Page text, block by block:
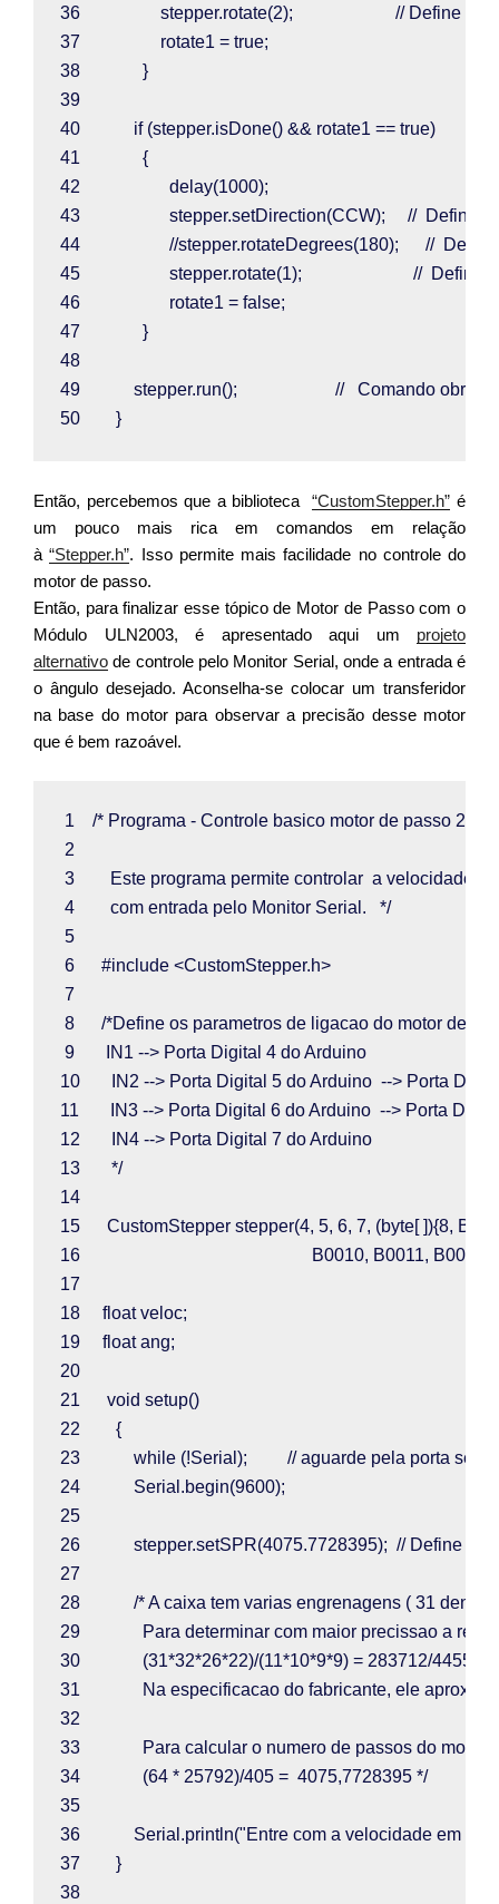
36 stepper.rotate(2); // Define o
37 rotate1 = true;
38 }
39
40 if (stepper.isDone() && rotate1 == true)
41 {
42 delay(1000);
43 stepper.setDirection(CCW); //  Define o
44 //stepper.rotateDegrees(180);      //
45 stepper.rotate(1); //  Define
46 rotate1 = false;
47 }
48
49 stepper.run(); //   Comando
50 }
Então, percebemos que a biblioteca “CustomStepper.h” é
um pouco mais rica em comandos em relação
à“Stepper.h”. I sso permite mais facilidade no controle do
motor de passo.
Então, para finalizar esse tópico de Motor de Passo com o
Módulo ULN2003, é apresentado aqui um projeto
alternativo de controle pelo Monitor Serial, onde a entrada é
o ângulo desejado. Aconselha-se colocar um transferidor
na base do motor para observar a precisão desse motor
que é bem razoável.
1
/* Programa - Controle basico motor de passo
2
3
Este programa permite controlar  a
4 com entrada pelo Monitor Serial.   */
5
6 #include <CustomStepper.h>
7
8 /*Define os parametros de ligacao do motor de
9
IN1 --> Porta Digital 4 do Arduino
10
IN2 --> Porta Digital 5 do Arduino  --> Porta
11
IN3 --> Porta Digital 6 do Arduino  --> Porta
12
IN4 --> Porta Digital 7 do Arduino
13 */
14
15 CustomStepper stepper(4, 5, 6, 7, (byte[ ]){8,
16
B0010, B0011, B0001
17
18 float veloc;
19 float ang;
20
21 void setup()
22 {
23 while (!Serial ); // aguarde pela porta
24 Serial .begin(9600);
25
26 stepper.setSPR(4075.7728395); // Define o
27
28 /* A caixa tem varias engrenagens ( 31
29
Para determinar com maior precissao a
30 (31*32*26*22)/(11*10*9*9) = 283712/4455 =
31
Na especificacao do fabricante, ele
32
33
Para calcular o numero de passos do motor
34 (64 * 25792)/405 =  4075,7728395 */
35
36 Serial .println("Entre com a velocidade em
37 }
38